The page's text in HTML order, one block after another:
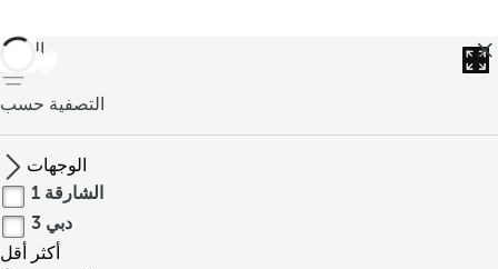
العودة
التصفية حسب
الوجهات
الشارقة 1
دبي 3
أكثر
أقل